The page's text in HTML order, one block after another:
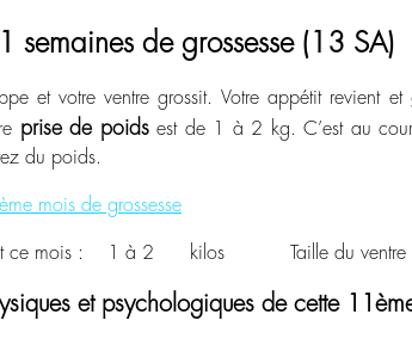
semaines de grossesse (13 SA)
et votre ventre grossit. Votre appétit revient
prise de poidsest de 1 à 2 kg. C’est au
du poids.
mois de grossesse
ce mois : 1 à 2 kilos Taille du ventre
et psychologiques de cette